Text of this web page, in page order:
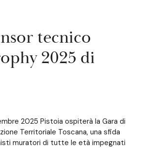
tecnico
2025 di
2025 Pistoia ospiterà la Gara di
Territoriale Toscana, una sfida
muratori di tutte le età impegnati